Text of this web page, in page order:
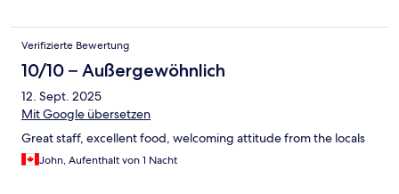
Verifizierte Bewertung
10/10 – Außergewöhnlich
12. Sept. 2025
Mit Google übersetzen
Great staff, excellent food, welcoming attitude from the locals
John, Aufenthalt von 1 Nacht